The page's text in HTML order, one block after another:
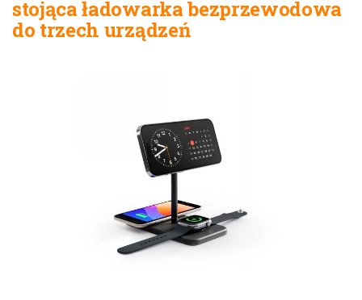
stojąca ładowarka bezprzewodowa
do trzech urządzeń